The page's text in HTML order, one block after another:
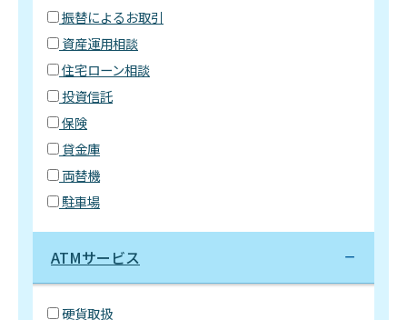
振替によるお取引
資産運用相談
住宅ローン相談
投資信託
保険
貸金庫
両替機
駐車場
ATMサービス
硬貨取扱